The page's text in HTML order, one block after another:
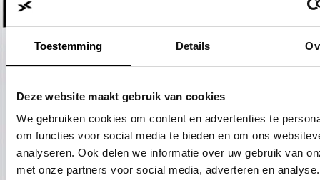
Toestemming Details
Deze website maakt gebruik van cookies
We gebruiken cookies om content en advertenties te
om functies voor social media te bieden en om ons
analyseren. Ook delen we informatie over uw gebruik van
met onze partners voor social media, adverteren en